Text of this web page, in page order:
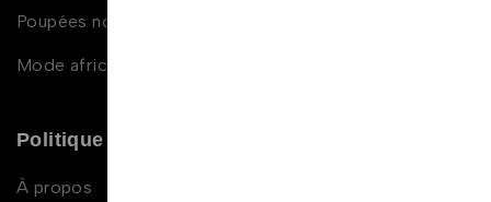
Poupées noires et métisses
Mode africaine enfant
Politique et contact
À propos